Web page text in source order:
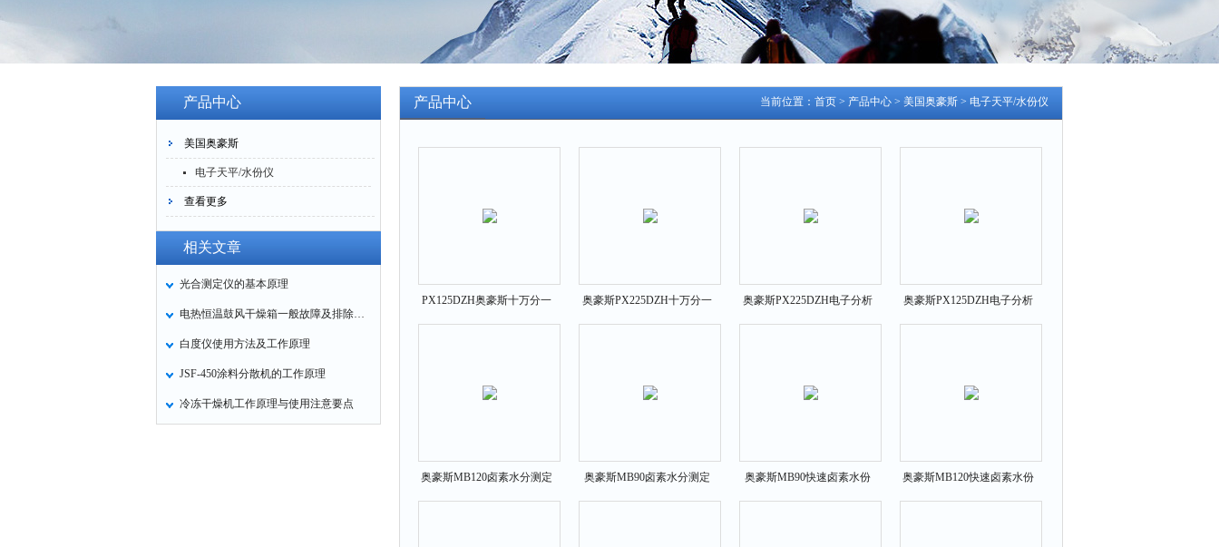
产品中心
美国奥豪斯
电子天平/水份仪
查看更多
相关文章
光合测定仪的基本原理
电热恒温鼓风干燥箱一般故障及排除方法
白度仪使用方法及工作原理
JSF-450涂料分散机的工作原理
冷冻干燥机工作原理与使用注意要点
当前位置： 首页 > 产品中心 > 美国奥豪斯 > 电子天平/水份仪
产品中心
PX125DZH奥豪斯十万分一
电子分析天平
奥豪斯PX225DZH十万分一
电子分析天平
奥豪斯PX225DZH电子分析
天平
奥豪斯PX125DZH电子分析
天平
奥豪斯MB120卤素水分测定
仪
奥豪斯MB90卤素水分测定
仪
奥豪斯MB90快速卤素水份
测定仪
奥豪斯MB120快速卤素水份
测定仪